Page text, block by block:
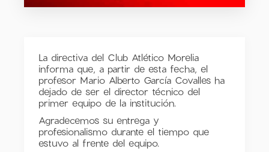
La directiva del Club Atlético Morelia
informa que, a partir de esta fecha, el
profesor Mario Alberto García Covalles ha
dejado de ser el director técnico del
primer equipo de la institución.
Agradecemos su entrega y
profesionalismo durante el tiempo que
estuvo al frente del equipo.